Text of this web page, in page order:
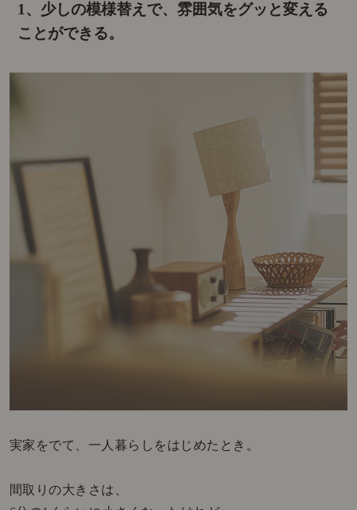
1、少しの模様替えで、雰囲気をグッと変える
ことができる。
実家をでて、一人暮らしをはじめたとき。
間取りの大きさは、